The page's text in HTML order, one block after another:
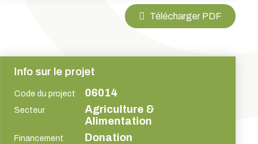
Télécharger PDF
Info sur le projet
Code du project 06014
Secteur
Agriculture &
Alimentation
Financement Donation